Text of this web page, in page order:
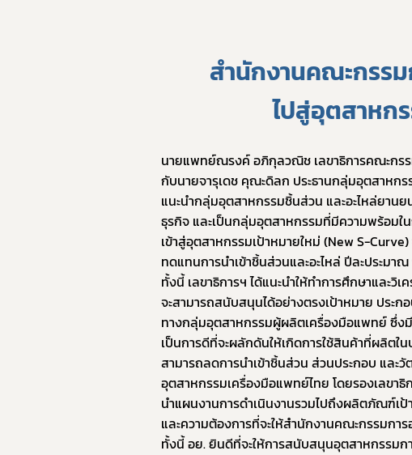
สำนักงานคณะกรรม
ไปสู่อุตสาหก
นายแพทย์ณรงค์ อภิกุลวณิช เลขาธิการคณะกรรม
กับนายจารุเดช คุณะดิลก ประธานกลุ่มอุตสาหก
แนะนำกลุ่มอุตสาหกรรมชิ้นส่วน และอะไหล่ยาน
ธุรกิจ และเป็นกลุ่มอุตสาหกรรมที่มีความพร้อมใ
เข้าสู่อุตสาหกรรมเป้าหมายใหม่ (New S-
ทดแทนการนำเข้าชิ้นส่วนและอะไหล่ ปีละประมา
ทั้งนี้ เลขาธิการฯ ได้แนะนำให้ทำการศึกษาและวิ
จะสามารถสนับสนุนได้อย่างตรงเป้าหมาย ประ
ทางกลุ่มอุตสาหกรรมผู้ผลิตเครื่องมือแพทย์ ซึ่ง
เป็นการดีที่จะผลักดันให้เกิดการใช้สินค้าที่ผลิต
สามารถลดการนำเข้าชิ้นส่วน ส่วนประกอบ และ
อุตสาหกรรมเครื่องมือแพทย์ไทย โดยรองเลขาธิ
นำแผนงานการดำเนินงานรวมไปถึงผลิตภัณฑ์เ
และความต้องการที่จะให้สำนักงานคณะกรรมกา
ทั้งนี้ อย. ยินดีที่จะให้การสนับสนุนอุตสาหกรรมก